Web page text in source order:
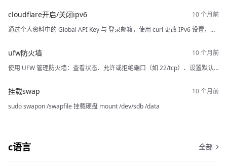
cloudflare开启/关闭ipv6
通过个人资料中的 Global API Key 与 登录邮箱，使用 curl 更改 IPv6 设置，
ufw防火墙
使用 UFW 管理防火墙：查看状态、允许或拒绝端口（如 22/tcp）、设置默认
挂载swap
sudo swapon /swapfile 挂载硬盘 mount /dev/sdb /data
c语言 全部